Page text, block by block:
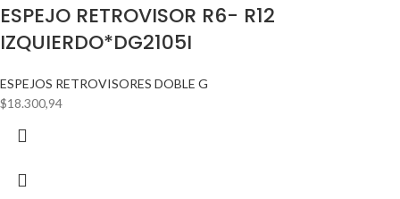
ESPEJO RETROVISOR R6- R12
IZQUIERDO*DG2105I
ESPEJOS RETROVISORES DOBLE G
$18.300,94